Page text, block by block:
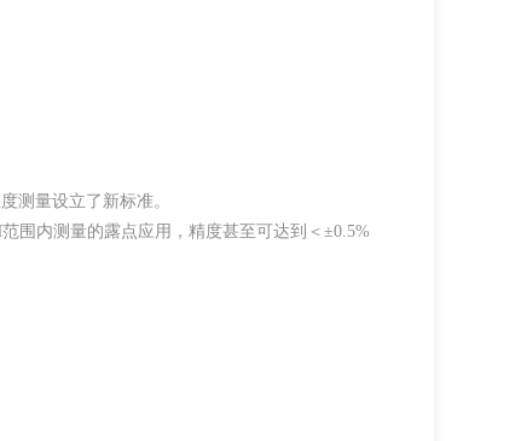
测量设立了新标准。
围内测量的露点应用，精度甚至可达到＜±0.5%